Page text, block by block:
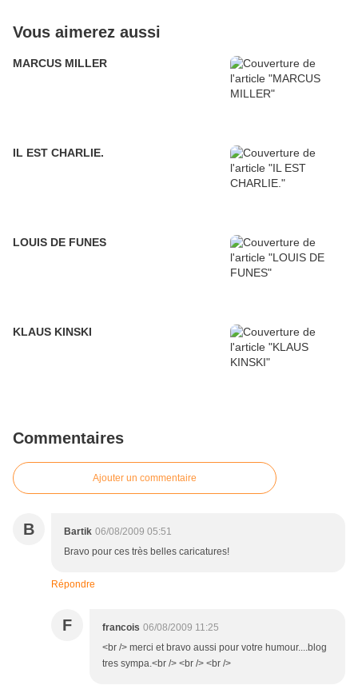
Vous aimerez aussi
MARCUS MILLER
IL EST CHARLIE.
LOUIS DE FUNES
KLAUS KINSKI
Commentaires
Ajouter un commentaire
B Bartik 06/08/2009 05:51
Bravo pour ces très belles caricatures!
Répondre
F francois 06/08/2009 11:25
<br /> merci et bravo aussi pour votre humour....blog
tres sympa.<br /> <br /> <br />